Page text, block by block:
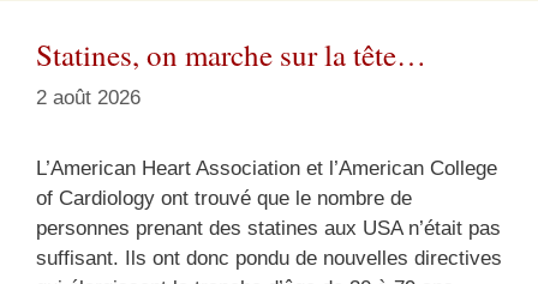
Statines, on marche sur la tête…
2 août 2026
L’American Heart Association et l’American College
of Cardiology ont trouvé que le nombre de
personnes prenant des statines aux USA n’était pas
suffisant. Ils ont donc pondu de nouvelles directives